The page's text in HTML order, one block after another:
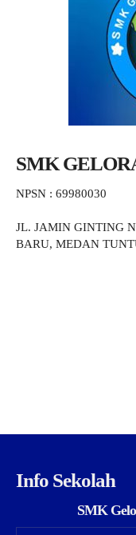
SMK
NPSN : 69980030
JL. JAMIN GINTING
BARU, MEDAN
Info Sekolah
SMK